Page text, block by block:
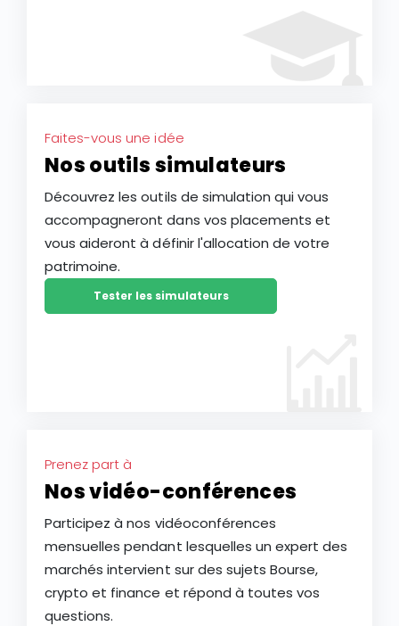
Faites-vous une idée
Nos outils simulateurs
Découvrez les outils de simulation qui vous
accompagneront dans vos placements et
vous aideront à définir l'allocation de votre
patrimoine.
Tester les simulateurs
Prenez part à
Nos vidéo-conférences
Participez à nos vidéoconférences
mensuelles pendant lesquelles un expert des
marchés intervient sur des sujets Bourse,
crypto et finance et répond à toutes vos
questions.